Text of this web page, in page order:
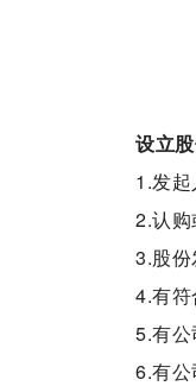
设立
1.发
2.认
3.股
4.有
5.有
6.有公